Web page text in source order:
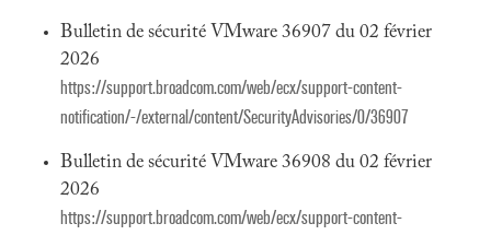
Bulletin de sécurité VMware 36907 du 02 février
2026
https://support.broadcom.com/web/ecx/support-content-
notification/-/external/content/SecurityAdvisories/0/36907
Bulletin de sécurité VMware 36908 du 02 février
2026
https://support.broadcom.com/web/ecx/support-content-